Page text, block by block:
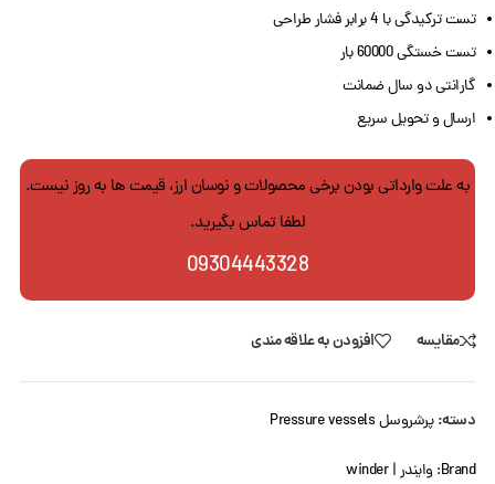
تست ترکیدگی با 4 برابر فشار طراحی
تست خستگی 60000 بار
گارانتی دو سال ضمانت
ارسال و تحویل سریع
به علت وارداتی بودن برخی محصولات و نوسان ارز، قیمت ها به روز نیست.
لطفا تماس بگیرید.
09304443328
مقایسه افزودن به علاقه مندی
دسته: پرشروسل Pressure vessels
Brand: وایندر | winder